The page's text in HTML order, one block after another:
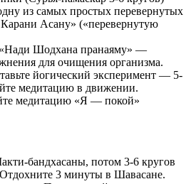
из самых простых перевернутых
Асану» («перевернутую
«Нади Шодхана пранаяму» —
для очищения организма.
йогический эксперимент — 5-
медитацию в движении.
медитацию «Я — покой»
бандхасаны, потом 3-6 кругов
3 минуты в Шавасане.